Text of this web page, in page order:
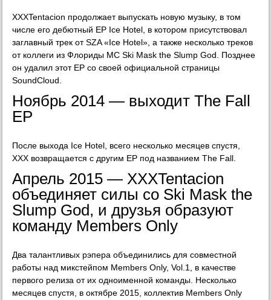
XXXTentacion продолжает выпускать новую музыку, в том
числе его дебютный EP Ice Hotel, в котором присутствовал
заглавный трек от SZA «Ice Hotel», а также несколько треков
от коллеги из Флориды MC Ski Mask the Slump God. Позднее
он удалил этот EP со своей официальной страницы
SoundCloud.
Ноябрь 2014 — выходит The Fall
EP
После выхода Ice Hotel, всего несколько месяцев спустя,
XXX возвращается с другим EP под названием The Fall.
Апрель 2015 — XXXTentacion
объединяет силы со Ski Mask the
Slump God, и друзья образуют
команду Members Only
Два талантливых рэпера объединились для совместной
работы над микстейпом Members Only, Vol.1, в качестве
первого релиза от их одноименной команды. Несколько
месяцев спустя, в октябре 2015, коллектив Members Only